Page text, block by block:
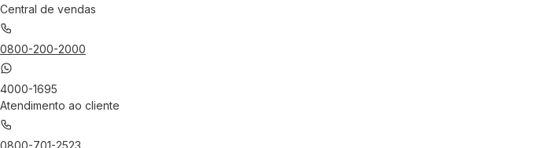
Central de vendas
0800-200-2000
4000-1695
Atendimento ao cliente
0800-701-2523